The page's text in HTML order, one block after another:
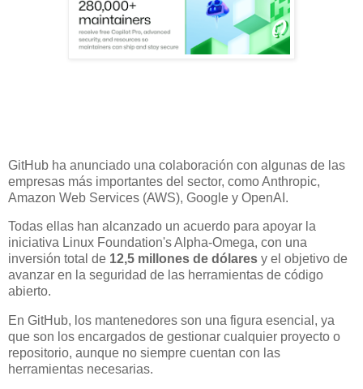
GitHub ha anunciado una colaboración con algunas de las
empresas más importantes del sector, como Anthropic,
Amazon Web Services (AWS), Google y OpenAI.
Todas ellas han alcanzado un acuerdo para apoyar la
iniciativa Linux Foundation's Alpha-Omega, con una
inversión total de 12,5 millones de dólares y el objetivo de
avanzar en la seguridad de las herramientas de código
abierto.
En GitHub, los mantenedores son una figura esencial, ya
que son los encargados de gestionar cualquier proyecto o
repositorio, aunque no siempre cuentan con las
herramientas necesarias.